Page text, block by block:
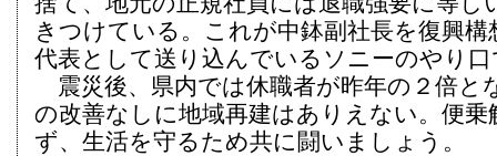
きつけている。これが中鉢副社長を復興構
代表として送り込んでいるソニーのやり
震災後、県内では休職者が昨年の２倍と
の改善なしに地域再建はありえない。便乗
ず、生活を守るため共に闘いましょう。